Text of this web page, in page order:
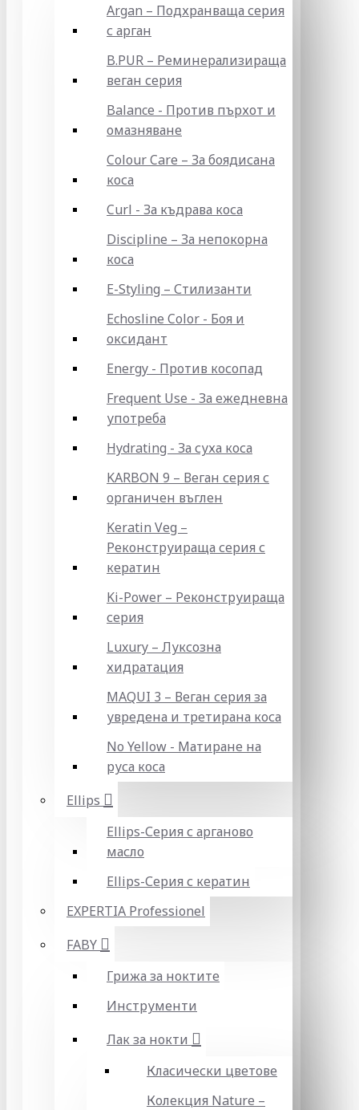
Argan – Подхранваща серия
с арган
B.PUR – Реминерализираща
веган серия
Balance - Против пърхот и
омазняване
Colour Care – За боядисана
коса
Curl - За къдрава коса
Discipline – За непокорна
коса
E-Styling – Стилизанти
Echosline Color - Боя и
оксидант
Energy - Против косопад
Frequent Use - За ежедневна
употреба
Hydrating - За суха коса
KARBON 9 – Веган серия с
органичен въглен
Keratin Veg –
Реконструираща серия с
кератин
Ki-Power – Реконструираща
серия
Luxury – Луксозна
хидратация
MAQUI 3 – Веган серия за
увредена и третирана коса
No Yellow - Матиране на
руса коса
Ellips
Ellips-Серия с арганово
масло
Ellips-Серия с кератин
EXPERTIA Professionel
FABY
Грижа за ноктите
Инструменти
Лак за нокти
Класически цветове
Колекция Nature –